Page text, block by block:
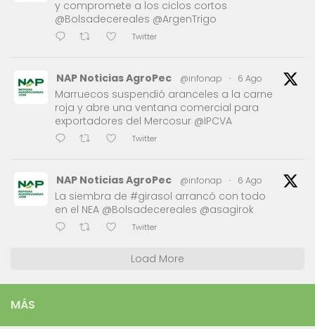
y compromete a los ciclos cortos
@Bolsadecereales @ArgenTrigo
Twitter
NAP Noticias AgroPec @infonap · 6 Ago
Marruecos suspendió aranceles a la carne
roja y abre una ventana comercial para
exportadores del Mercosur @IPCVA
Twitter
NAP Noticias AgroPec @infonap · 6 Ago
La siembra de #girasol arrancó con todo
en el NEA @Bolsadecereales @asagirok
Twitter
Load More
MÁS